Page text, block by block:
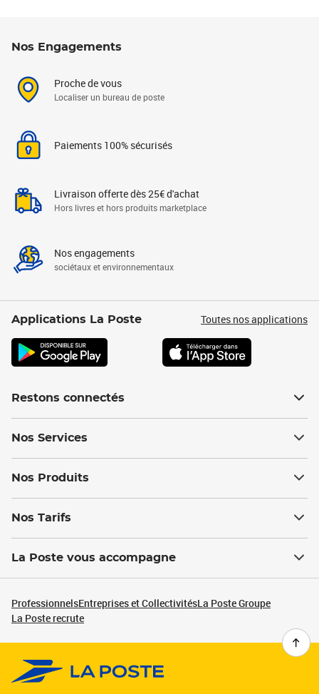
Nos Engagements
Proche de vous
Localiser un bureau de poste
Paiements 100% sécurisés
Livraison offerte dès 25€ d'achat
Hors livres et hors produits marketplace
Nos engagements
sociétaux et environnementaux
Applications La Poste Toutes nos applications
Restons connectés
Nos Services
Nos Produits
Nos Tarifs
La Poste vous accompagne
ProfessionnelsEntreprises et CollectivitésLa Poste Groupe
La Poste recrute